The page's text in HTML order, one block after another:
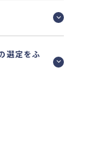
選定をふ